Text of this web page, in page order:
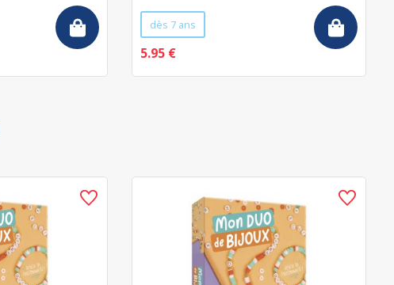
dès 7 ans
5.95 €